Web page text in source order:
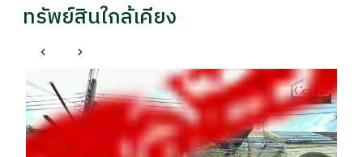
ทรัพย์สินใกล้เคียง